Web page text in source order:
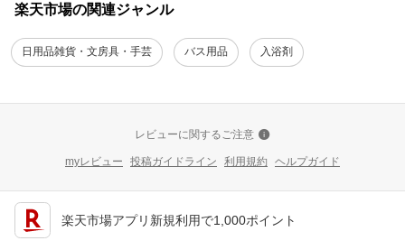
楽天市場の関連ジャンル
日用品雑貨・文房具・手芸 バス用品 入浴剤
レビューに関するご注意
myレビュー 投稿ガイドライン 利用規約 ヘルプガイド
楽天市場アプリ新規利用で1,000ポイント